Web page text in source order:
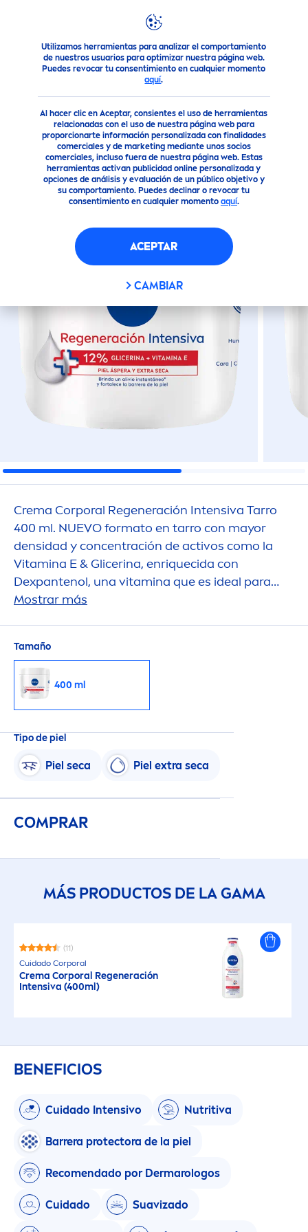
Utilizamos herramientas para analizar el comportamiento
de nuestros usuarios para optimizar nuestra página web.
Puedes revocar tu consentimiento en cualquier momento
aquí.
Al hacer clic en Aceptar, consientes el uso de herramientas
relacionadas con el uso de nuestra página web para
proporcionarte información personalizada con finalidades
comerciales y de marketing mediante unos socios
comerciales, incluso fuera de nuestra página web. Estas
herramientas activan publicidad online personalizada y
opciones de análisis y evaluación de un público objetivo y
su comportamiento. Puedes declinar o revocar tu
consentimiento en cualquier momento aquí.
ACEPTAR
CAMBIAR
Nuestros Productos Cuidado Corporal Cuidado Corporal
(0)
NIVEABODY REGENERACIÓN
INTENSIVA TARRO (400ML)
Crema Corporal Regeneración Intensiva Tarro
400 ml. NUEVO formato en tarro con mayor
densidad y concentración de activos como la
Vitamina E & Glicerina, enriquecida con
Dexpantenol, una vitamina que es ideal para
pieles ásperas y extra secas que además brinda
Fórmula apta para pieles diabéticas.
Mostrar más
Tamaño
400 ml
Tipo de piel
Piel seca Piel extra seca
COMPRAR
MÁS PRODUCTOS DE LA GAMA
(11)
Cuidado Corporal
Crema Corporal Regeneración
Intensiva (400ml)
BENEFICIOS
Cuidado Intensivo Nutritiva
Barrera protectora de la piel
Recomendado por Dermarologos
Cuidado Suavizado